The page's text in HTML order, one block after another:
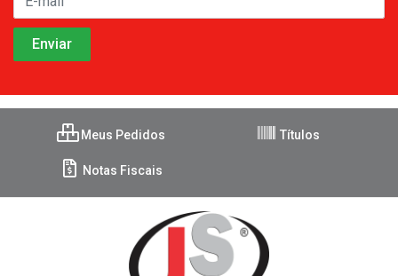
Meus Pedidos Títulos
Notas Fiscais